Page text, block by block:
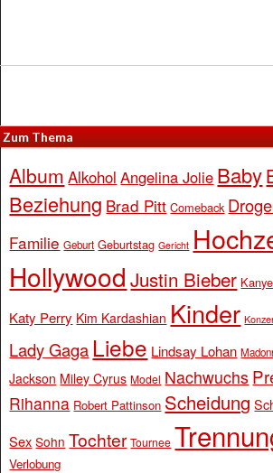
Zum Thema
Album Alkohol Angelina Jolie Baby
Beziehung Brad Pitt Comeback
Familie Geburt Geburtstag Gericht
Hollywood Justin Bieber
Katy Perry Kim Kardashian Kinder
Lady Gaga Liebe Lindsay Lohan
Jackson Miley Cyrus Model Nachwuchs
Rihanna Robert Pattinson Scheidung
Sex Sohn Tochter Tournee
Verlobung